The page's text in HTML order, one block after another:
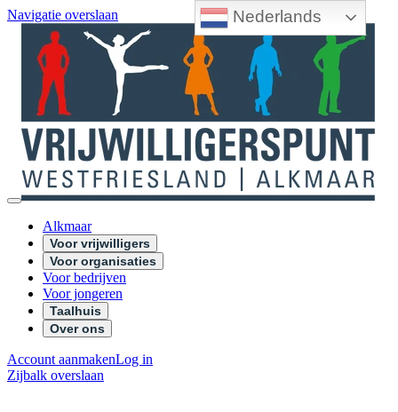
Nederlands
Navigatie overslaan
Alkmaar
Voor vrijwilligers
Voor organisaties
Voor bedrijven
Voor jongeren
Taalhuis
Over ons
Account aanmakenLog in
Zijbalk overslaan